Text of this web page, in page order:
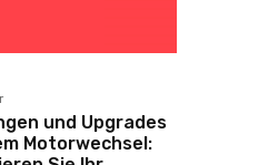
und Upgrades
Motorwechsel: